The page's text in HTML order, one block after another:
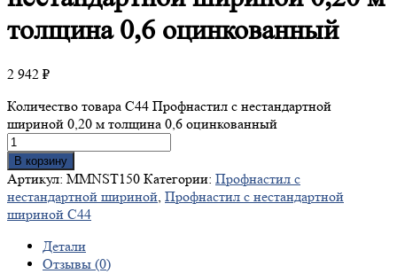
толщина 0,6 оцинкованный
2 942 ₽
Количество товара С44 Профнастил с нестандартной
шириной 0,20 м толщина 0,6 оцинкованный
В корзину
Артикул: MMNST150 Категории: Профнастил с
нестандартной шириной, Профнастил с нестандартной
шириной С44
Детали
Отзывы (0)